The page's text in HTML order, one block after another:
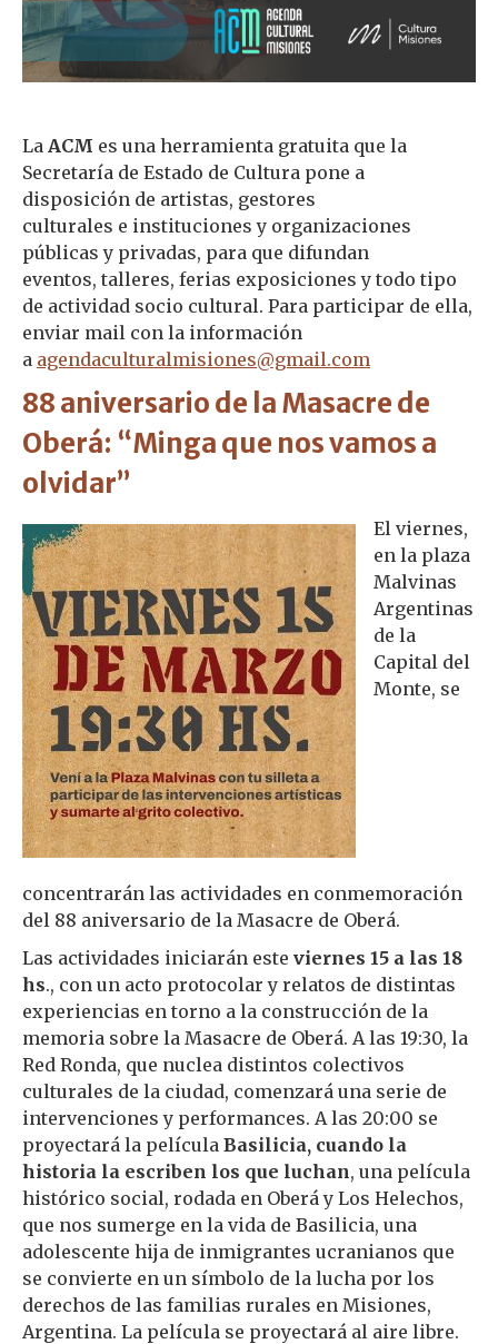
La ACM es una herramienta gratuita que la
Secretaría de Estado de Cultura pone a
disposición de artistas, gestores
culturales e instituciones y organizaciones
públicas y privadas, para que difundan
eventos, talleres, ferias exposiciones y todo tipo
de actividad socio cultural. Para participar de ella,
enviar mail con la información
a agendaculturalmisiones@gmail.com
88 aniversario de la Masacre de
Oberá: “Minga que nos vamos a
olvidar”
El viernes,
en la plaza
Malvinas
Argentinas
de la
Capital del
Monte, se
concentrarán las actividades en conmemoración
del 88 aniversario de la Masacre de Oberá.
Las actividades iniciarán este viernes 15 a las 18
hs., con un acto protocolar y relatos de distintas
experiencias en torno a la construcción de la
memoria sobre la Masacre de Oberá. A las 19:30, la
Red Ronda, que nuclea distintos colectivos
culturales de la ciudad, comenzará una serie de
intervenciones y performances. A las 20:00 se
proyectará la película Basilicia, cuando la
historia la escriben los que luchan, una película
histórico social, rodada en Oberá y Los Helechos,
que nos sumerge en la vida de Basilicia, una
adolescente hija de inmigrantes ucranianos que
se convierte en un símbolo de la lucha por los
derechos de las familias rurales en Misiones,
Argentina. La película se proyectará al aire libre.